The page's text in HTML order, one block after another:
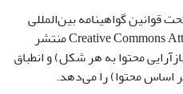
قوانین گواهینامه بین‌المللی
Creative Commons Attribution 4.0 International License منتشر
محتوا به هر شکل) و انطباق
اساس محتوا) را می‌دهد.